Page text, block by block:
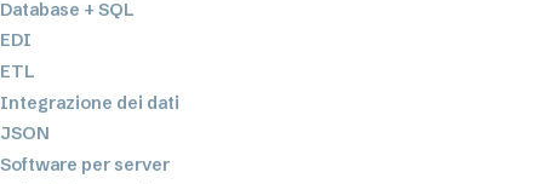
Database + SQL
EDI
ETL
Integrazione dei dati
JSON
Software per server